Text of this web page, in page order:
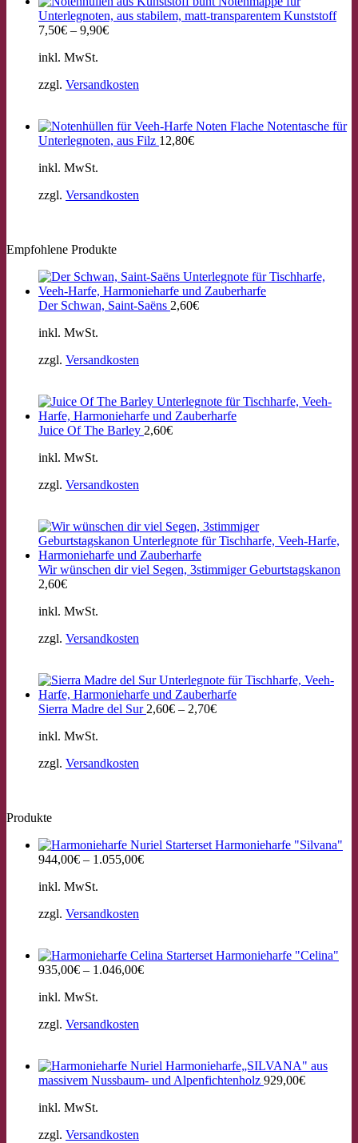
Unterlegnoten, aus stabilem, matt-transparentem Kunststoff
7,50€ – 9,90€
inkl. MwSt.
zzgl. Versandkosten
Flache Notentasche für
Unterlegnoten, aus Filz 12,80€
inkl. MwSt.
zzgl. Versandkosten
Empfohlene Produkte
Der Schwan, Saint-Saëns 2,60€
inkl. MwSt.
zzgl. Versandkosten
Juice Of The Barley 2,60€
inkl. MwSt.
zzgl. Versandkosten
Wir wünschen dir viel Segen, 3stimmiger Geburtstagskanon
2,60€
inkl. MwSt.
zzgl. Versandkosten
Sierra Madre del Sur 2,60€ – 2,70€
inkl. MwSt.
zzgl. Versandkosten
Produkte
Starterset Harmonieharfe "Silvana"
944,00€ – 1.055,00€
inkl. MwSt.
zzgl. Versandkosten
Starterset Harmonieharfe "Celina"
935,00€ – 1.046,00€
inkl. MwSt.
zzgl. Versandkosten
Harmonieharfe„SILVANA" aus
massivem Nussbaum- und Alpenfichtenholz 929,00€
inkl. MwSt.
zzgl. Versandkosten